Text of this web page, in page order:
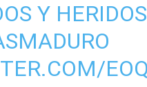
Y HERIDOS